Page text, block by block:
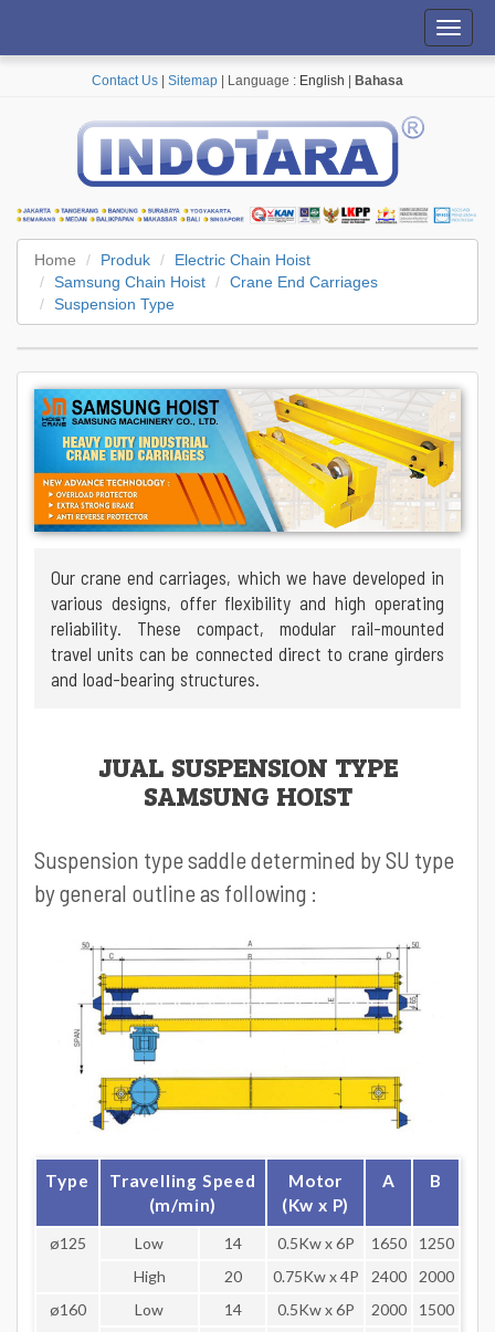
Contact Us Sitemap | Language : English Bahasa
Home Produk
Electric Chain Hoist
Samsung Chain Hoist
Crane End Carriages
Suspension Type
Our crane end carriages, which we have developed in
various designs, offer flexibility and high operating
reliability. These compact, modular rail-mounted
travel units can be connected direct to crane girders
and load-bearing structures.
JUAL SUSPENSION TYPE
SAMSUNG HOIST
Suspension type saddle determined by SU type
by general outline as following :
Type
Travelling Speed
(m/min)
Motor
(Kw x P)
A B
ø125 Low 14 0.5Kw x 6P 1650 1250
High
20 0.75Kw x 4P 2400
2000
ø160
Low 14 0.5Kw x 6P 2000 1500